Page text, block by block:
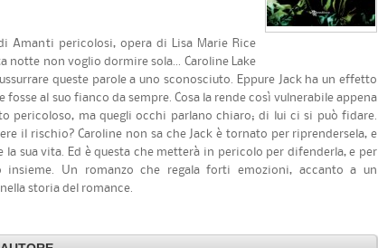
Amanti pericolosi, opera di Lisa Marie Rice
notte non voglio dormire sola... Caroline Lake
queste parole a uno sconosciuto. Eppure Jack ha un effetto
al suo fianco da sempre. Cosa la rende così vulnerabile appena
pericoloso, ma quegli occhi parlano chiaro; di lui ci si può fidare.
il rischio? Caroline non sa che Jack è tornato per riprendersela, e
sua vita. Ed è questa che metterà in pericolo per difenderla, e per
Un romanzo che regala forti emozioni, accanto a un
storia del romance.